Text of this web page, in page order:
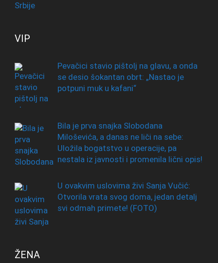
VIP
Pevačici stavio pištolj na glavu, a onda
se desio šokantan obrt: „Nastao je
potpuni muk u kafani“
Bila je prva snajka Slobodana
Miloševića, a danas ne liči na sebe:
Uložila bogatstvo u operacije, pa
nestala iz javnosti i promenila lični opis!
U ovakvim uslovima živi Sanja Vučić:
Otvorila vrata svog doma, jedan detalj
svi odmah primete! (FOTO)
ŽENA